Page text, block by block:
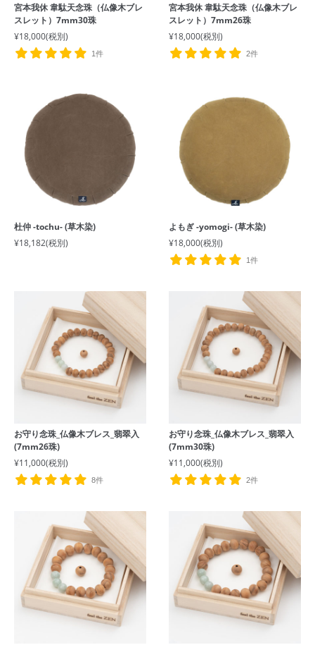
宮本我休 韋駄天念珠（仏像木ブレ
スレット）7mm30珠
¥18,000(税別)
1件
宮本我休 韋駄天念珠（仏像木ブレ
スレット）7mm26珠
¥18,000(税別)
2件
杜仲 -tochu- (草木染)
¥18,182(税別)
よもぎ -yomogi- (草木染)
¥18,000(税別)
1件
お守り念珠_仏像木ブレス_翡翠入
(7mm26珠)
¥11,000(税別)
8件
お守り念珠_仏像木ブレス_翡翠入
(7mm30珠)
¥11,000(税別)
2件